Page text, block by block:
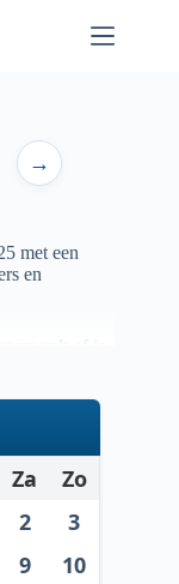
→
met een
en
valt of je
Za
Zo
2
3
9
10